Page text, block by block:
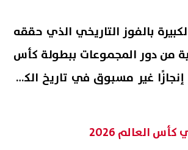
بالفوز التاريخي الذي حققه
من دور المجموعات ببطولة كأس
يُعد إنجازًا غير مسبوق في تاريخ الكرة
العالم 2026